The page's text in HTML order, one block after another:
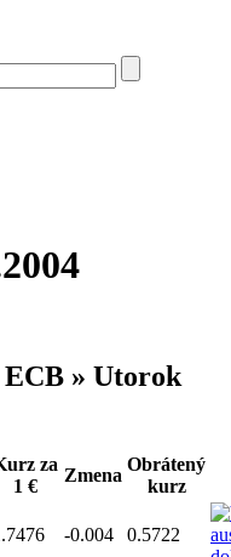
» Utorok
za
1 €
Zmena
Obrátený
kurz
-0.004 0.5722